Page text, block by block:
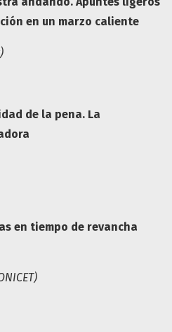
en un marzo caliente
de la pena. La
en tiempo de revancha
2017